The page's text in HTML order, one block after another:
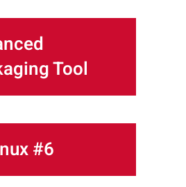
Tool
#6